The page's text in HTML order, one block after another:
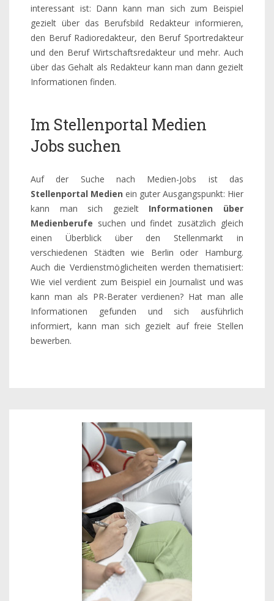
interessant ist: Dann kann man sich zum Beispiel
gezielt über das Berufsbild Redakteur informieren,
den Beruf Radioredakteur, den Beruf Sportredakteur
und den Beruf Wirtschaftsredakteur und mehr. Auch
über das Gehalt als Redakteur kann man dann gezielt
Informationen finden.
Im Stellenportal Medien
Jobs suchen
Auf der Suche nach Medien-Jobs ist das
Stellenportal Medien ein guter Ausgangspunkt: Hier
kann man sich gezielt Informationen über
Medienberufe suchen und findet zusätzlich gleich
einen Überblick über den Stellenmarkt in
verschiedenen Städten wie Berlin oder Hamburg.
Auch die Verdienstmöglicheiten werden thematisiert:
Wie viel verdient zum Beispiel ein Journalist und was
kann man als PR-Berater verdienen? Hat man alle
Informationen gefunden und sich ausführlich
informiert, kann man sich gezielt auf freie Stellen
bewerben.